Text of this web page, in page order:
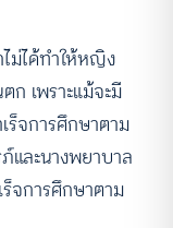
ม่ได้ทำให้หญิง
ก เพราะแม้จะมี
จการศึกษาตาม
และนางพยาบาล
จการศึกษาตาม